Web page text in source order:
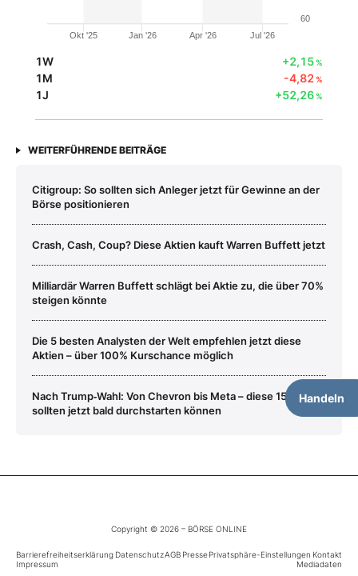
Handeln
Okt '25 Jan '26 Apr '26 Jul '26
60
1W +2,15%
1M -4,82%
1J +52,26%
WEITERFÜHRENDE BEITRÄGE
Citigroup: So sollten sich Anleger jetzt für Gewinne an der
Börse positionieren
Crash, Cash, Coup? Diese Aktien kauft Warren Buffett jetzt
Milliardär Warren Buffett schlägt bei Aktie zu, die über 70%
steigen könnte
Die 5 besten Analysten der Welt empfehlen jetzt diese
Aktien – über 100% Kurschance möglich
Nach Trump‑Wahl: Von Chevron bis Meta – diese 15 Aktien
sollten jetzt bald durchstarten können
Copyright © 2026 – BÖRSE ONLINE
Barrierefreiheitserklärung DatenschutzAGB PressePrivatsphäre-Einstellungen Kontakt
Impressum
Mediadaten